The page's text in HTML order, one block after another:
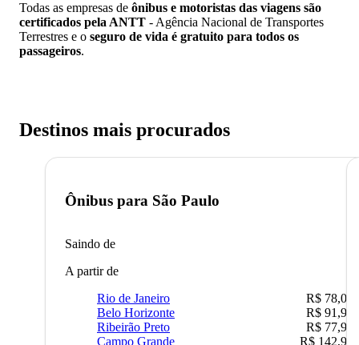
Todas as empresas de ônibus e motoristas das viagens são
certificados pela ANTT - Agência Nacional de Transportes
Terrestres e o seguro de vida é gratuito para todos os
passageiros.
Destinos mais procurados
Ônibus para São Paulo
Saindo de
A partir de
Rio de Janeiro
R$ 78,02
Belo Horizonte
R$ 91,90
Ribeirão Preto
R$ 77,90
Campo Grande
R$ 142,90